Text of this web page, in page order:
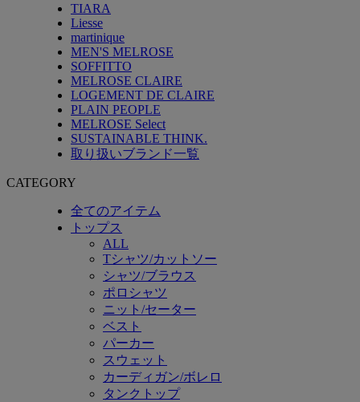
TIARA
Liesse
martinique
MEN'S MELROSE
SOFFITTO
MELROSE CLAIRE
LOGEMENT DE CLAIRE
PLAIN PEOPLE
MELROSE Select
SUSTAINABLE THINK.
取り扱いブランド一覧
CATEGORY
全てのアイテム
トップス
ALL
Tシャツ/カットソー
シャツ/ブラウス
ポロシャツ
ニット/セーター
ベスト
パーカー
スウェット
カーディガン/ボレロ
タンクトップ